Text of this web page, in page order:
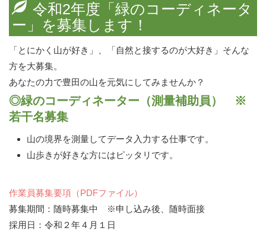
令和2年度「緑のコーディネータ
ー」を募集します！
「とにかく山が好き」、「自然と接するのが大好き」そんな
方を大募集。
あなたの力で豊田の山を元気にしてみませんか？
◎緑のコーディネーター（測量補助員） ※
若干名募集
山の境界を測量してデータ入力する仕事です。
山歩きが好きな方にはピッタリです。
作業員募集要項（PDFファイル）
募集期間：随時募集中 ※申し込み後、随時面接
採用日：令和２年４月１日